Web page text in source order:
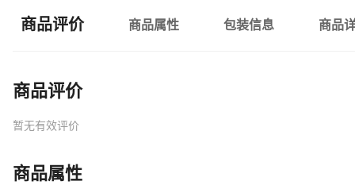
商品评价 商品属性 包装信息 商品
商品评价
暂无有效评价
商品属性